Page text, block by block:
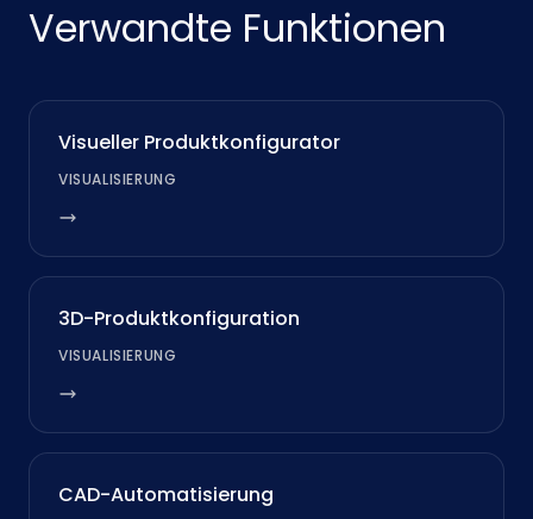
Verwandte Funktionen
Visueller Produktkonfigurator
VISUALISIERUNG
3D-Produktkonfiguration
VISUALISIERUNG
CAD-Automatisierung